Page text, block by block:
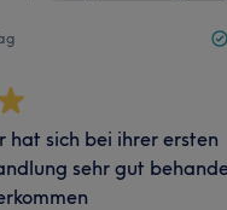
hat sich bei ihrer ersten
sehr gut